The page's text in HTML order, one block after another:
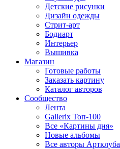
Детские рисунки
Дизайн одежды
Стрит-арт
Бодиарт
Интерьер
Вышивка
Магазин
Готовые работы
Заказать картину
Каталог авторов
Сообщество
Лента
Gallerix Топ-100
Все «Картины дня»
Новые альбомы
Все авторы Артклуба